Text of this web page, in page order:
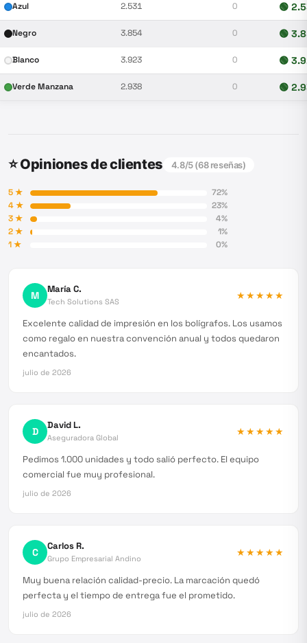
Azul 2.531 0 🟢
Negro 3.854 0 🟢
Blanco 3.923 0 🟢
Verde Manzana 2.938 0 🟢
⭐ Opiniones de clientes 4.8/5 (68reseñas)
5★ 72%
4★ 23%
3★ 4%
2★ 1%
1★ 0%
M María C.
Tech Solutions SAS
★★★★★
Excelente calidad de impresión en los bolígrafos. Los usamos
como regalo en nuestra convención anual y todos quedaron
encantados.
julio de 2026
D David L.
Aseguradora Global
★★★★★
Pedimos 1.000 unidades y todo salió perfecto. El equipo
comercial fue muy profesional.
julio de 2026
C Carlos R.
Grupo Empresarial Andino
★★★★★
Muy buena relación calidad-precio. La marcación quedó
perfecta y el tiempo de entrega fue el prometido.
julio de 2026